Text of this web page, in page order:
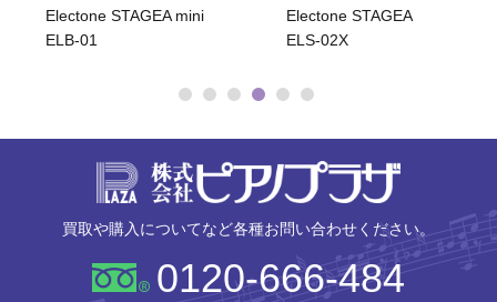
Electone STAGEA mini
ELB-01
Electone STAGEA
ELS-02X
買取や購入についてなど各種お問い合わせください。
0120-666-484